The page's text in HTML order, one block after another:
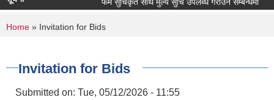
फर्म सुचिकृत साथै मुल्य सुचि उपलब्ध गराउने सम्बन्धमा
You are here
Home » Invitation for Bids
Invitation for Bids
Submitted on: Tue, 05/12/2026 - 11:55